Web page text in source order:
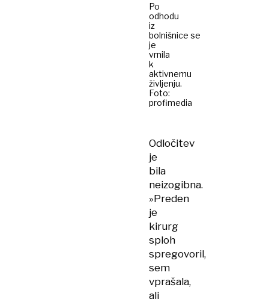
Po
odhodu
iz
bolnišnice se
je
vrnila
k
aktivnemu
življenju.
Foto:
profimedia
Odločitev
je
bila
neizogibna.
»Preden
je
kirurg
sploh
spregovoril,
sem
vprašala,
ali